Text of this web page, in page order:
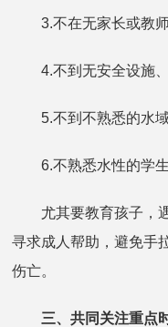
3.不在无家长或教师
4.不到无安全设施、
5.不到不熟悉的水域
6.不熟悉水性的学生
尤其要教育孩子，遇
寻求成人帮助，避免手
伤亡。
三、共同关注重点时